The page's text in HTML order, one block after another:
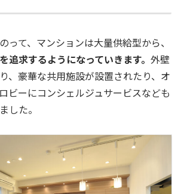
って、マンションは大量供給型から、
追求するようになっていきます。 外壁
、豪華な共用施設が設置されたり、オ
ビーにコンシェルジュサービスなども
した。